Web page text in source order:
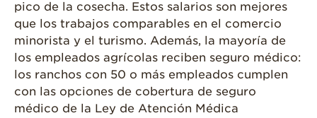
pico de la cosecha. Estos salarios son mejores
que los trabajos comparables en el comercio
minorista y el turismo. Además, la mayoría de
los empleados agrícolas reciben seguro médico:
los ranchos con 50 o más empleados cumplen
con las opciones de cobertura de seguro
médico de la Ley de Atención Médica